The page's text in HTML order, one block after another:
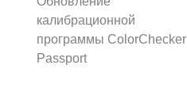
калибрационной
программы ColorChecker
Passport